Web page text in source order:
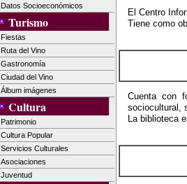
Datos Socioeconómicos
Turismo
Fiestas
Ruta del Vino
Gastronomía
Ciudad del Vino
Álbum imágenes
Cultura
Patrimonio
Cultura Popular
Servicios Culturales
Asociaciones
Juventud
El Centro
Tiene como
Cuenta con
sociocultural,
La biblioteca